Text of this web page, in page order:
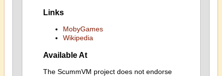
Links
MobyGames
Wikipedia
Available At
The ScummVM project does not endorse